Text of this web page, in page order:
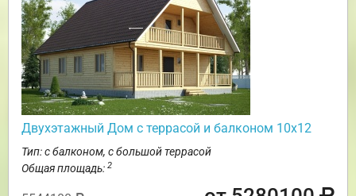
Двухэтажный Дом с террасой и балконом 10х12
Тип: с балконом, с большой террасой
Общая площадь: 2